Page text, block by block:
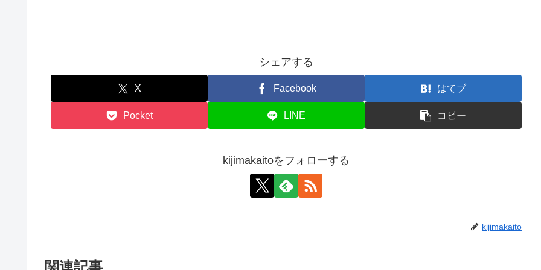
シェアする
X Facebook はてブ
Pocket LINE コピー
kijimakaitoをフォローする
kijimakaito